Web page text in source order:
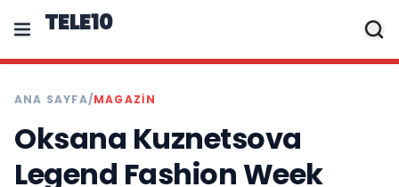
TELE10
ANA SAYFA/MAGAZIN
Oksana Kuznetsova
Legend Fashion Week